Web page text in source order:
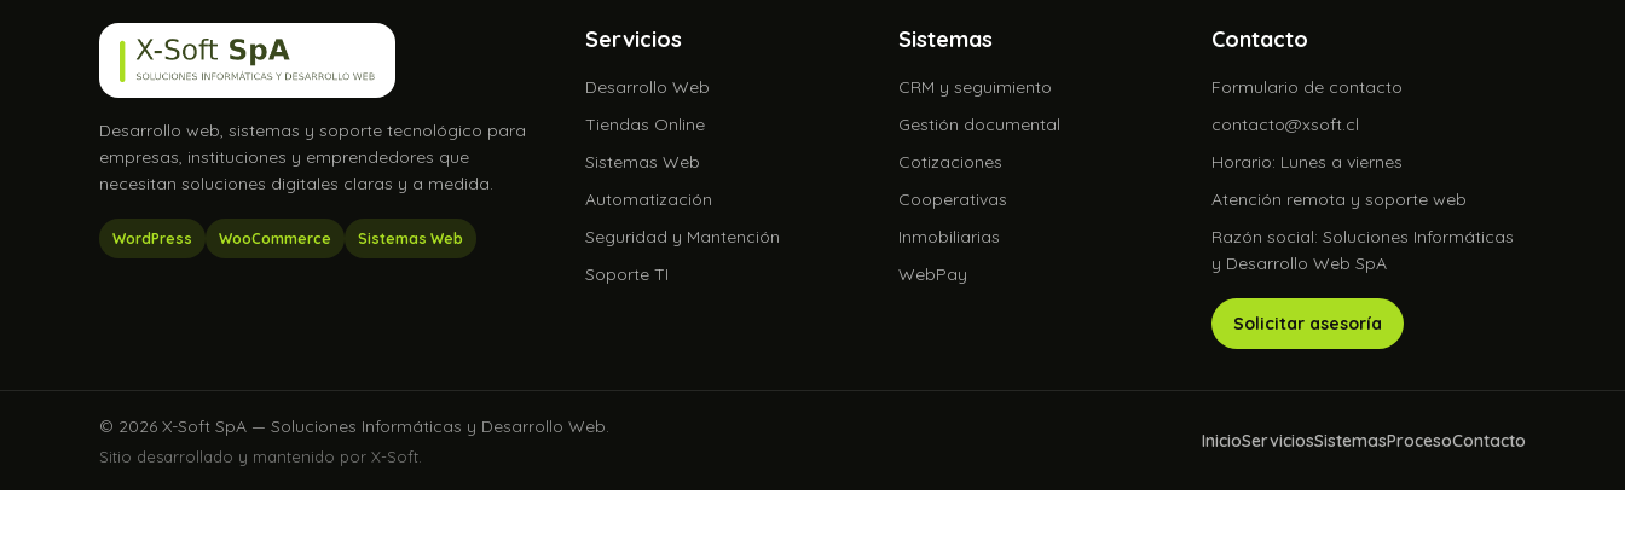
Desarrollo web, sistemas y soporte tecnológico para
empresas, instituciones y emprendedores que
necesitan soluciones digitales claras y a medida.
WordPress WooCommerce Sistemas Web
Servicios
Desarrollo Web
Tiendas Online
Sistemas Web
Automatización
Seguridad y Mantención
Soporte TI
Sistemas
CRM y seguimiento
Gestión documental
Cotizaciones
Cooperativas
Inmobiliarias
WebPay
Contacto
Formulario de contacto
contacto@xsoft.cl
Horario: Lunes a viernes
Atención remota y soporte web
Razón social: Soluciones Informáticas
y Desarrollo Web SpA
Solicitar asesoría
© 2026 X-Soft SpA — Soluciones Informáticas y Desarrollo Web.
Sitio desarrollado y mantenido por X-Soft.
InicioServiciosSistemasProcesoContacto